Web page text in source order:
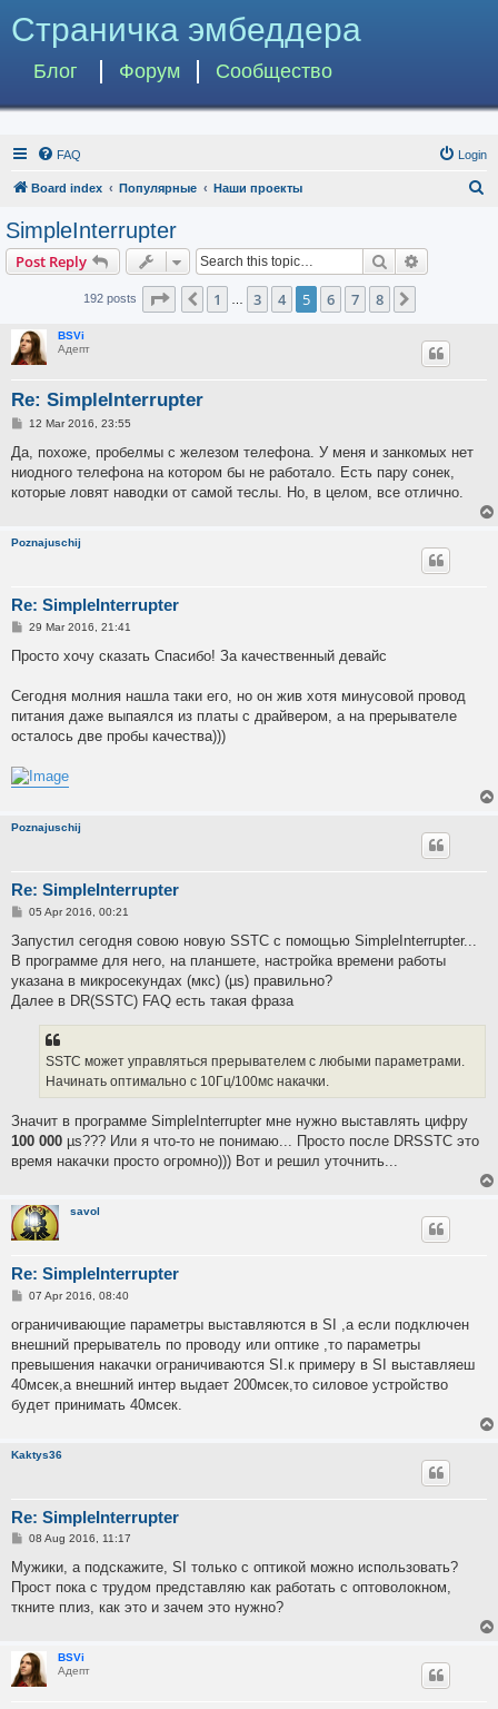
Страничка эмбеддера
Блог Форум Сообщество
FAQ Login
Board index Популярные Наши проекты
SimpleInterrupter
Post Reply Search
192 posts Page of8
Previous
1 3 4 5 6 7 8
BSVi
Адепт
Re: SimpleInterrupter
P
s
12 Mar 2016, 23:55
Да, похоже, пробелмы с железом телефона. У меня и занкомых нет
ниодного телефона на котором бы не работало. Есть пару сонек,
которые ловят наводки от самой теслы. Но, в целом, все отлично.
Poznajuschij
Re: SimpleInterrupter
P
s
29 Mar 2016, 21:41
Просто хочу сказать Спасибо! За качественный девайс
Сегодня молния нашла таки его, но он жив хотя минусовой провод
питания даже выпаялся из платы с драйвером, а на прерывателе
осталось две пробы качества)))
Poznajuschij
Re: SimpleInterrupter
P
s
05 Apr 2016, 00:21
Запустил сегодня совою новую SSTC с помощью SimpleInterrupter...
В программе для него, на планшете, настройка времени работы
указана в микросекундах (мкс) (µs) правильно?
Далее в DR(SSTC) FAQ есть такая фраза
SSTC может управляться прерывателем с любыми параметрами.
Начинать оптимально с 10Гц/100мс накачки.
Значит в программе SimpleInterrupter мне нужно выставлять цифру
100 000 µs??? Или я что-то не понимаю... Просто после DRSSTС это
время накачки просто огромно))) Вот и решил уточнить...
savol
Re: SimpleInterrupter
P
s
t
07 Apr 2016, 08:40
ограничивающие параметры выставляются в SI ,а если подключен
внешний прерыватель по проводу или оптике ,то параметры
превышения накачки ограничиваются SI.к примеру в SI выставляеш
40мсек,а внешний интер выдает 200мсек,то силовое устройство
будет принимать 40мсек.
Kaktys36
Re: SimpleInterrupter
P
s
t
08 Aug 2016, 11:17
Мужики, а подскажите, SI только с оптикой можно использовать?
Прост пока с трудом представляю как работать с оптоволокном,
ткните плиз, как это и зачем это нужно?
BSVi
Адепт